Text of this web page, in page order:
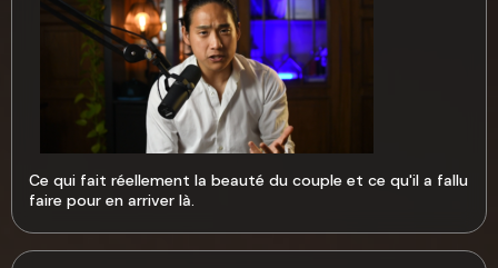
Ce qui fait réellement la beauté du couple et ce qu'il a fallu
faire pour en arriver là.